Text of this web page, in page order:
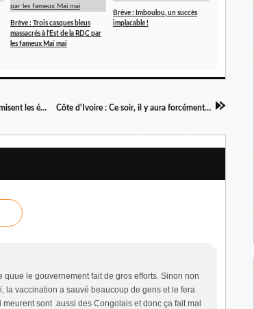
Brève : Trois casques bleus
massacrés à l'Est de la RDC par
les fameux Maï maï
Brève : Imboulou, un succès
implacable !
Unversité de Brazza : Les prof baisent, violent et...sodomisent les étudiantes ! Côte d'Ivoire : Ce soir, il y aura forcément un élu!
quue le gouvernement fait de gros efforts. Sinon non
la vaccination a sauvé beaucoup de gens et le fera
sont aussi des Congolais et donc ça fait mal